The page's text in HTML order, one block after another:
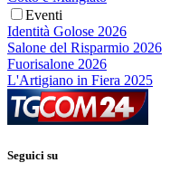
Eventi
Identità Golose 2026
Salone del Risparmio 2026
Fuorisalone 2026
L'Artigiano in Fiera 2025
Seguici su